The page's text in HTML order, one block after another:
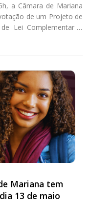
a Câmara de Mariana
de um Projeto de
Lei Complementar e
Mariana tem
13 de maio